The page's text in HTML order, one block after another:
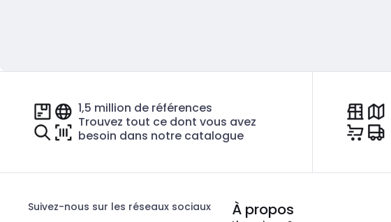
1,5 million de références
Trouvez tout ce dont vous avez
besoin dans notre catalogue
Suivez-nous sur les réseaux sociaux À propos